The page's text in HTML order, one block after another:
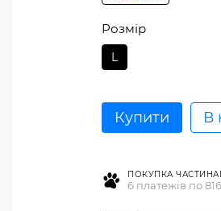
Розмір
L
Купити В
ПОКУПКА
6 платежів по